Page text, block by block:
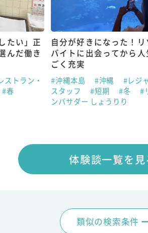
たい」正
んだ働き
ストラン・
#春
自分が好きになった！リ
バイトに出会ってから人
ごく充実
#沖縄本島 #沖縄
#レジ
スタッフ
#短期 #冬
#
ンバサダー しょうりり
体験談一覧を見
類似の検索条件